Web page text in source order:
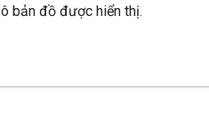
ô bản đồ được hiển thị.